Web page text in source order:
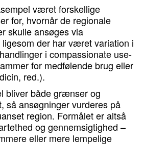
været forskellige
for, hvornår de regionale
skulle ansøges via
der har været variation i
i compassionate use-
for medfølende brug eller
red.).
bliver både grænser og
så ansøgninger vurderes på
region. Formålet er altså
og gennemsigtighed –
eller mere lempelige